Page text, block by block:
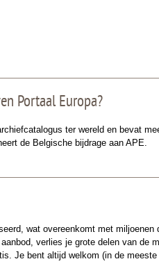
Portaal Europa?
ter wereld en bevat
de Belgische bijdrage aan APE.
wat overeenkomt met
verlies je grote delen van de
Je bent altijd welkom (in de